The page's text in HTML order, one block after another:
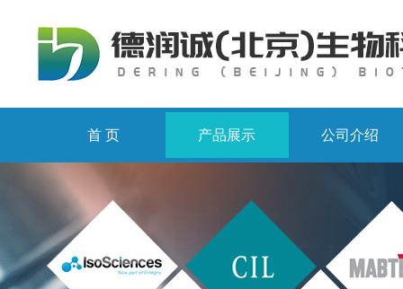
首 页 产品展示 公司介绍